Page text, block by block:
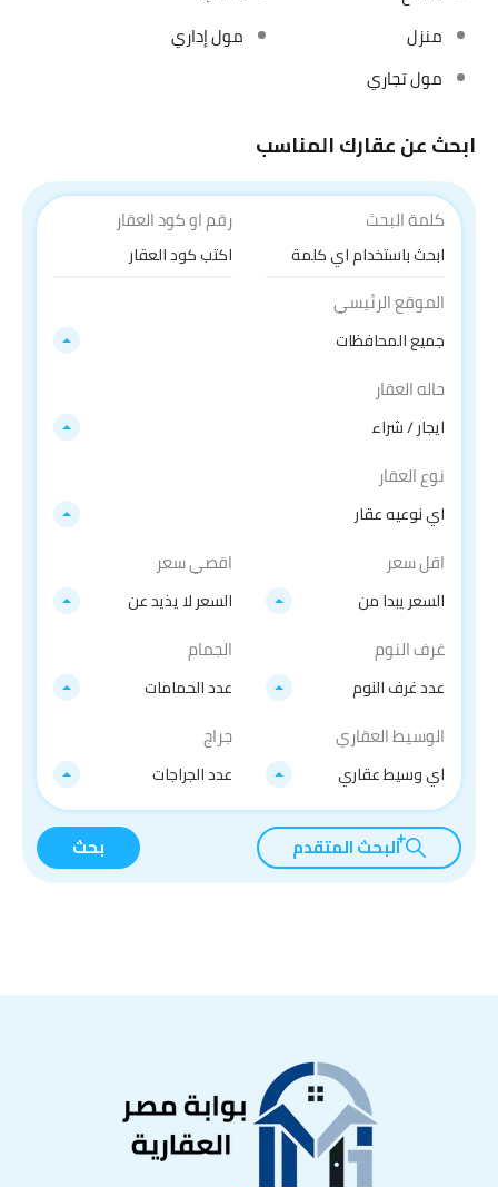
منزل
مول إداري
مول تجاري
ابحث عن عقارك المناسب
كلمة البحث رقم او كود العقار
الموقع الرئيسي
جميع المحافظات
حاله العقار
ايجار / شراء
نوع العقار
اي نوعيه عقار
اقل سعر
السعر يبدا من
اقصي سعر
السعر لا يذيد عن
غرف النوم
عدد غرف النوم
الجمام
عدد الحمامات
الوسيط العقاري
اي وسيط عقاري
جراج
عدد الجراجات
البحث المتقدم بحث